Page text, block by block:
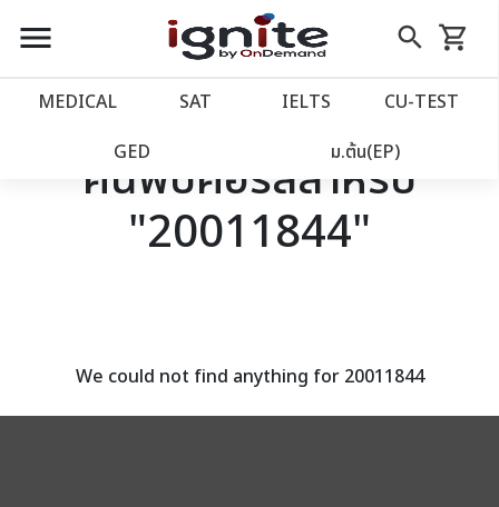
close
account_balance หน้าแรก
เว็บไซต์อิกไนท์
โปรโมชั่น
assignment ลงทะเบียน
menu search
Skip
to
shopping_cart
รถเข็น
MEDICAL SAT IELTS CU‑TEST
GED ม.ต้น(EP)
ค้นพบคอร์สสำหรับ
"20011844"
We could not find anything for 20011844